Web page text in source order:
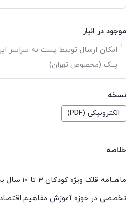
موجود در انبار
امکان ارسال توسط پست به سراسر
پیک (مخصوص تهران)
نسخه
الکترونیکی (PDF)
خلاصه
ماهنامه قلک
تخصصی در حوزه آموزش مفاهیم